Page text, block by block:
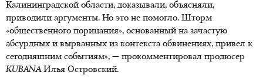
Калининградской области, доказывали, объясняли,
приводили аргументы. Но это не помогло. Шторм
«общественного порицания», основанный на зачастую
абсурдных и вырванных из контекста обвинениях, привел к
сегодняшним событиям», — прокомментировал продюсер
KUBANAИлья Островский.